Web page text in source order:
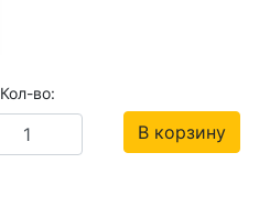
Кол-во:
В корзину